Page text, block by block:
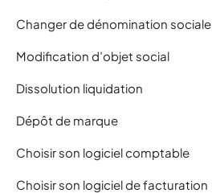
Changer de dénomination sociale
Modification d’objet social
Dissolution liquidation
Dépôt de marque
Choisir son logiciel comptable
Choisir son logiciel de facturation